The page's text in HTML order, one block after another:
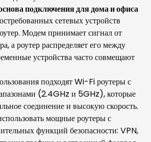
подключения для дома и офиса
сетевых устройств
Модем принимает сигнал от
а роутер распределяет его между
устройства часто совмещают
подходят Wi-Fi роутеры с
(2.4GHz и 5GHz), которые
соединение и высокую скорость.
мощные роутеры с
функций безопасности: VPN,